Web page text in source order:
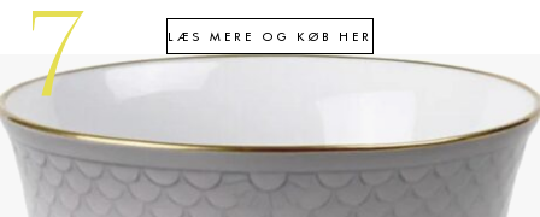
LÆS MERE OG KØB HER
7